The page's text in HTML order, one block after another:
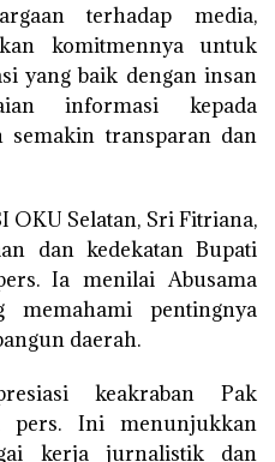
terhadap media,
komitmennya untuk
yang baik dengan insan
informasi kepada
semakin transparan dan
OKU Selatan, Sri Fitriana,
dan kedekatan Bupati
Ia menilai Abusama
memahami pentingnya
daerah.
keakraban Pak
pers. Ini menunjukkan
kerja jurnalistik dan